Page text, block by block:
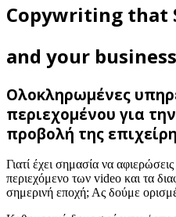
Copywriting that
and your business
Ολοκληρωμένες
περιεχομένου για
προβολή της
Γιατί έχει σημασία να
περιεχόμενο των video και τα
σημερινή εποχή; Ας δούμε